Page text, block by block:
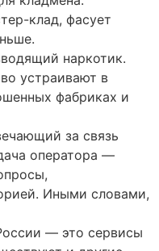
клад, фасует
наркотик.
устраивают в
фабриках и
за связь
оператора —
Иными словами,
— это сервисы